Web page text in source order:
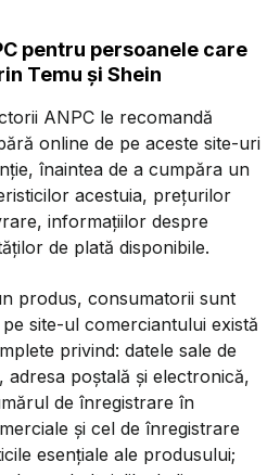
pentru persoanele care
Temu şi Shein
ANPC le recomandă
online de pe aceste site-uri
înaintea de a cumpăra un
acestuia, preţurilor
informaţiilor despre
de plată disponibile.
produs, consumatorii sunt
site-ul comerciantului există
privind: datele sale de
adresa poştală şi electronică,
de înregistrare în
şi cel de înregistrare
esenţiale ale produsului;